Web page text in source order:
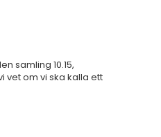
samling 10.15,
vet om vi ska kalla ett